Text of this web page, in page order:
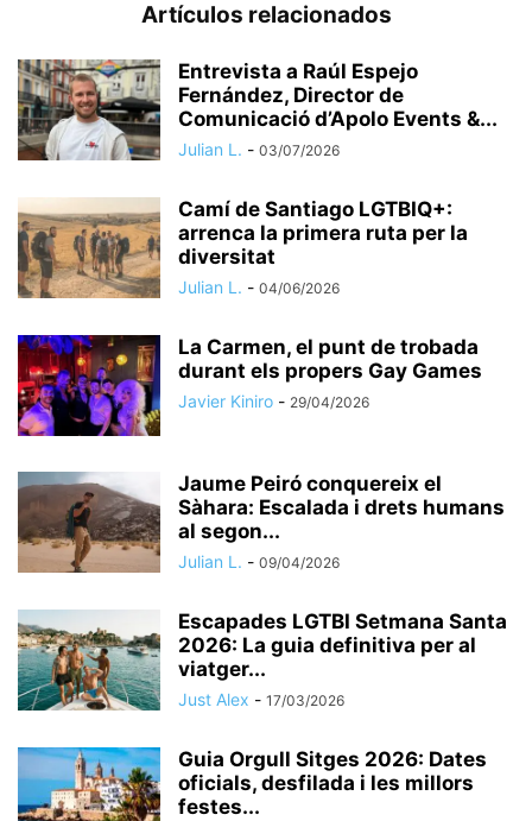
Artículos relacionados
Entrevista a Raúl Espejo
Fernández, Director de
Comunicació d’Apolo Events &...
Julian L. - 03/07/2026
​Camí de Santiago LGTBIQ+:
arrenca la primera ruta per la
diversitat
Julian L. - 04/06/2026
La Carmen, el punt de trobada
durant els propers Gay Games
Javier Kiniro - 29/04/2026
Jaume Peiró conquereix el
Sàhara: Escalada i drets humans
al segon...
Julian L. - 09/04/2026
Escapades LGTBI Setmana Santa
2026: La guia definitiva per al
viatger...
Just Alex - 17/03/2026
Guia Orgull Sitges 2026: Dates
oficials, desfilada i les millors
festes...